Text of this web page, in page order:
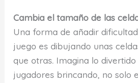
Cambia el tamaño de las
Una forma de añadir
juego es dibujando unas
que otras. Imagina lo
jugadores brincando, no solo